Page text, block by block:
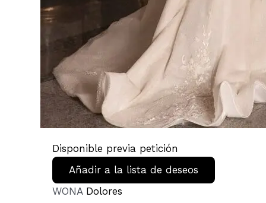
Disponible previa petición
Añadir a la lista de deseos
WONA Dolores